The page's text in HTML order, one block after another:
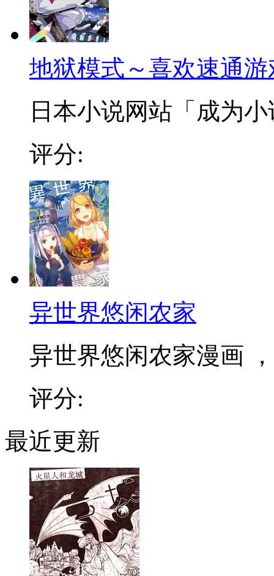
地狱模式～喜欢速通
日本小说网站「成为
评分:
异世界悠闲农家
异世界悠闲农家漫画
评分:
最近更新